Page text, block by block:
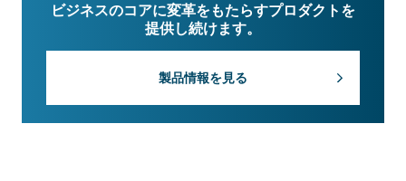
ビジネスのコアに変革をもたらすプロダクトを
提供し続けます。
製品情報を見る